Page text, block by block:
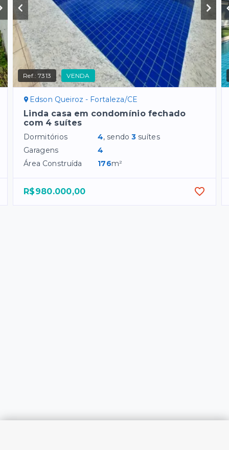
Ref.:7313 VENDA
Edson Queiroz - Fortaleza/CE
Linda casa em condomínio fechado
com 4 suítes
Dormitórios 4, sendo3 suítes
Garagens
4
Área Construída
176m²
R$980.000,00